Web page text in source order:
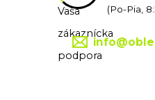
(Po-Pia,